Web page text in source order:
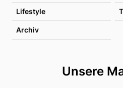
Lifestyle
Archiv
Unsere